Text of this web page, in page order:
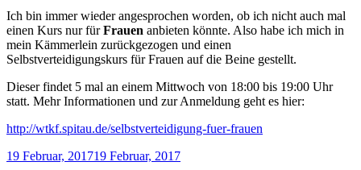
Ich bin immer wieder angesprochen worden, ob ich nicht auch mal
einen Kurs nur fürFrauen anbieten könnte. Also habe ich mich in
mein Kämmerlein zurückgezogen und einen
Selbstverteidigungskurs für Frauen auf die Beine gestellt.
Dieser findet 5 mal an einem Mittwoch von 18:00 bis 19:00 Uhr
statt. Mehr Informationen und zur Anmeldung geht es hier:
http://wtkf.spitau.de/selbstverteidigung-fuer-frauen
Veröffentlicht
19 Februar, 201719 Februar, 2017